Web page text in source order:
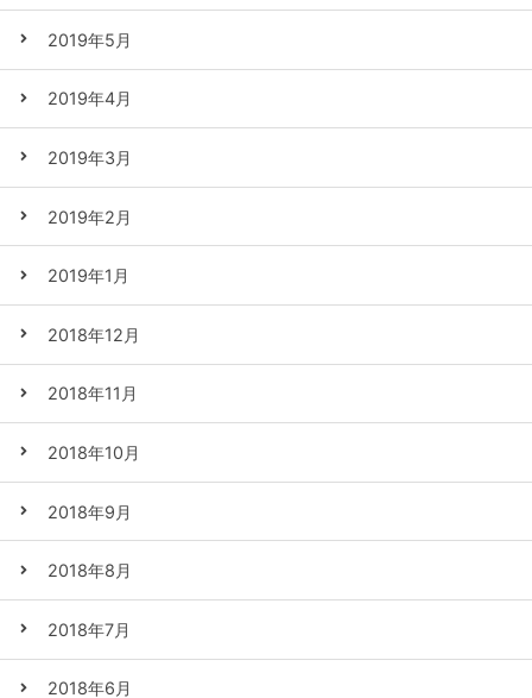
2019年5月
2019年4月
2019年3月
2019年2月
2019年1月
2018年12月
2018年11月
2018年10月
2018年9月
2018年8月
2018年7月
2018年6月